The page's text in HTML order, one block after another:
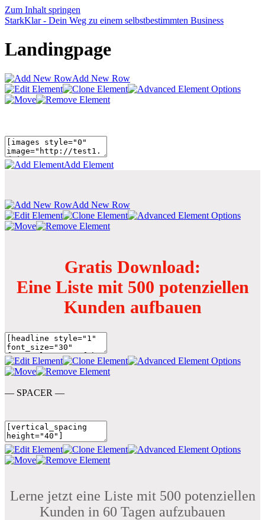
Zum Inhalt springen
StarkKlar - Dein Weg zu einem selbstbestimmten Business
Landingpage
Add New Row
Add Element
Add New Row
Gratis Download:
Eine Liste mit 500 potenziellen
Kunden aufbauen
— SPACER —
Lerne jetzt eine Liste mit 500 potenziellen
Kunden in 60 Tagen aufzubauen